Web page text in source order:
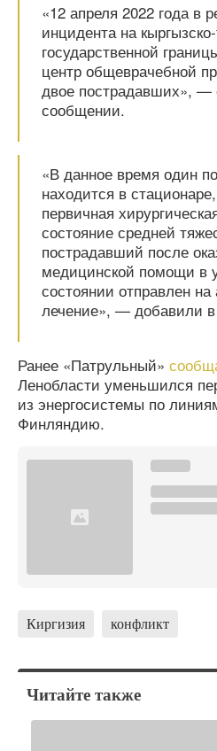
«12 апреля 2022 года в
инцидента на
государственной
центр общеврачебной
двое пострадавших», —
сообщении.
«В данное время один
находится в
первичная
состояние средней
пострадавший после
медицинской помощи в
состоянии отправлен
лечение», — добавили
Ранее «Патрульный»
Ленобласти уменьшился
из энергосистемы по
Финляндию.
Киргизия конфликт
Читайте также